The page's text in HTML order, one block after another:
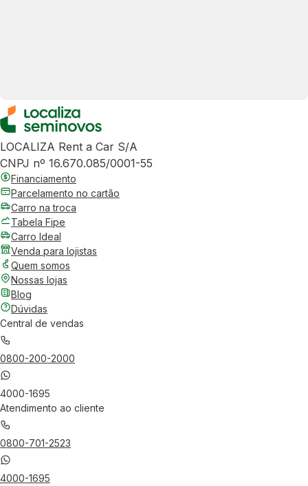
LOCALIZA Rent a Car S/A
CNPJ nº 16.670.085/0001-55
Financiamento
Parcelamento no cartão
Carro na troca
Tabela Fipe
Carro Ideal
Venda para lojistas
Quem somos
Nossas lojas
Blog
Dúvidas
Central de vendas
0800-200-2000
4000-1695
Atendimento ao cliente
0800-701-2523
4000-1695